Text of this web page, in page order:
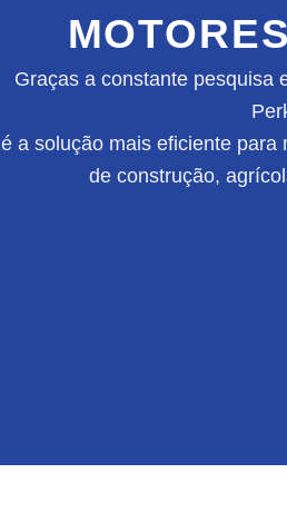
Graças a constante pesquisa
é a solução mais eficiente para
de construção,